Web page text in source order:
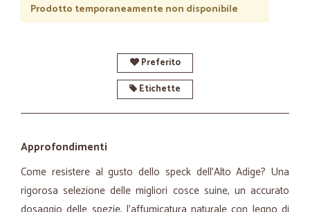
Prodotto temporaneamente non disponibile
Preferito
Etichette
Approfondimenti
Come resistere al gusto dello speck dell'Alto Adige? Una
rigorosa selezione delle migliori cosce suine, un accurato